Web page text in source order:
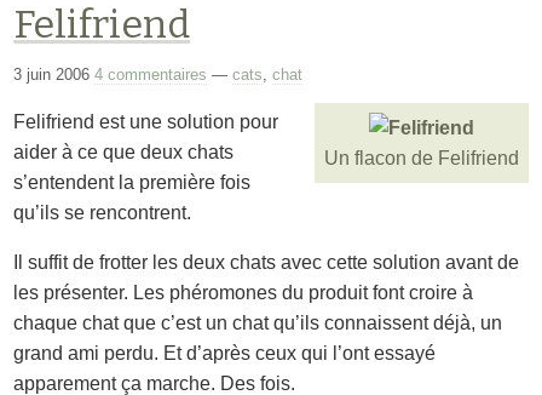
Felifriend
3 juin 20064 commentaires —cats ,chat
Un flacon de Felifriend
Felifriend est une solution pour
aider à ce que deux chats
s’entendent la première fois
qu’ils se rencontrent.
Il suffit de frotter les deux chats avec cette solution avant de
les présenter. Les phéromones du produit font croire à
chaque chat que c’est un chat qu’ils connaissent déjà, un
grand ami perdu. Et d’après ceux qui l’ont essayé
apparement ça marche. Des fois.